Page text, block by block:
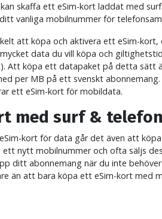
skaffa ett eSim-kort laddat med
vanliga mobilnummer för
att köpa och aktivera ett eSim-
data du vill köpa och
Att köpa ett datapaket på detta sätt
per MB på ett svenskt
ett eSim-kort för mobildata.
med surf & telefon
kort för data går det även att
ett nytt mobilnummer och ofta säljs
ditt abonnemang när du inte
än att bara köpa ett eSim-kort med